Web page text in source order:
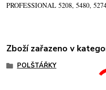
PROFESSIONAL 5208, 5480,
Zboží zařazeno v
POLŠTÁŘKY